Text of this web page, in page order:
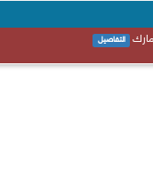
والجمارك